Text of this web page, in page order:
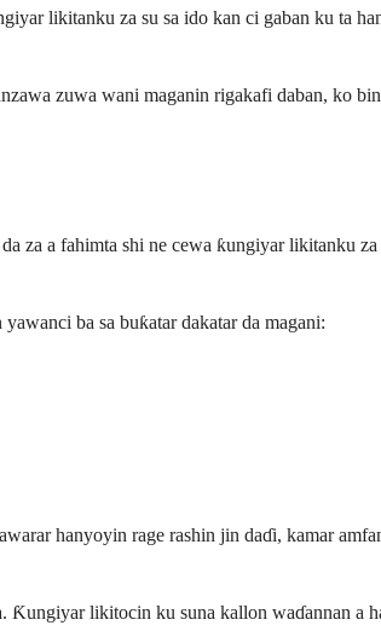
likitanku za su sa ido kan ci gaban ku ta
zuwa wani maganin rigakafi daban, ko
za a fahimta shi ne cewa ƙungiyar likitanku
ba sa buƙatar dakatar da magani:
hanyoyin rage rashin jin daɗi, kamar
Ƙungiyar likitocin ku suna kallon waɗannan a